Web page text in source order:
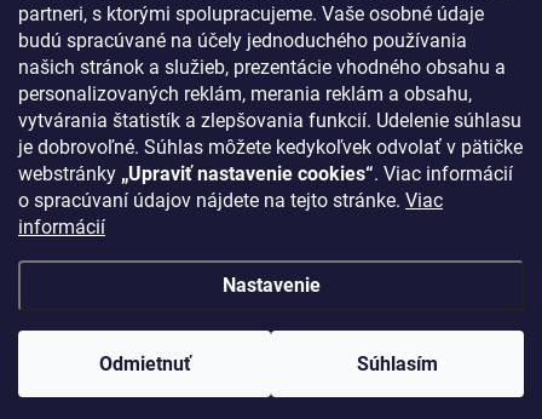
partneri, s ktorými spolupracujeme. Vaše osobné údaje
budú spracúvané na účely jednoduchého používania
našich stránok a služieb, prezentácie vhodného obsahu a
personalizovaných reklám, merania reklám a obsahu,
vytvárania štatistík a zlepšovania funkcií. Udelenie súhlasu
je dobrovoľné. Súhlas môžete kedykoľvek odvolať v pätičke
webstránky „Upraviť nastavenie cookies“. Viac informácií
o spracúvaní údajov nájdete na tejto stránke. Viac
informácií
Nastavenie
Odmietnuť Súhlasím
0907 044 080
https://www.facebook.com/klimapreteba.sk
klimapreteba
https://www.youtube.com/@klimapreteba
nastavenie cookies